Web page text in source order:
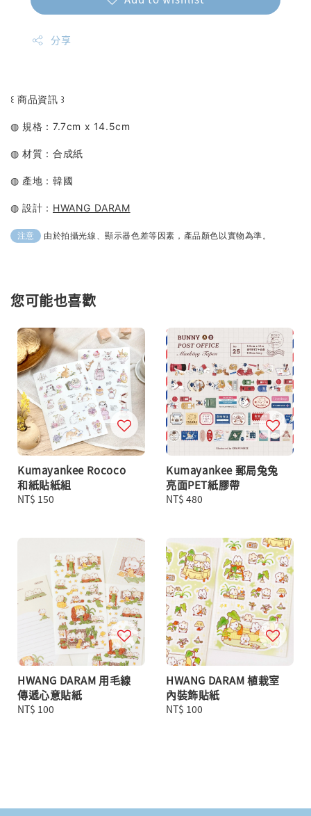
分享
꒰ 商品資訊 ꒱
◍ 規格：7.7cm x 14.5cm
◍ 材質：合成紙
◍ 產地：韓國
◍ 設計： HWANG DARAM
注意 由於拍攝光線、顯示器色差等因素，產品顏色以實物為準。
您可能也喜歡
Kumayankee Rococo
和紙貼紙組
Regular
NT$ 150
Kumayankee 郵局兔兔
亮面PET紙膠帶
Regular
NT$ 480
HWANG DARAM 用毛線
傳遞心意貼紙
Regular
NT$ 100
HWANG DARAM 植栽室
內裝飾貼紙
Regular
NT$ 100